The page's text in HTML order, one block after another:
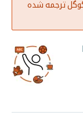
ترجمه شده